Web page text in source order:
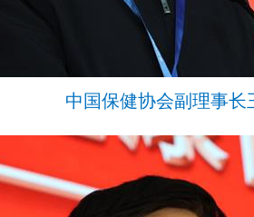
中国保健协会副理事长